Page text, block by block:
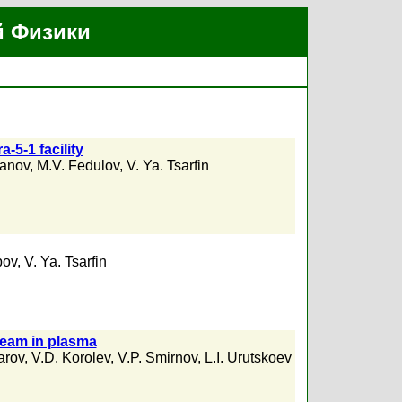
Физики
5-1 facility
, M.V. Fedulov, V. Ya. Tsarfin
, V. Ya. Tsarfin
in plasma
, V.D. Korolev, V.P. Smirnov, L.I. Urutskoev